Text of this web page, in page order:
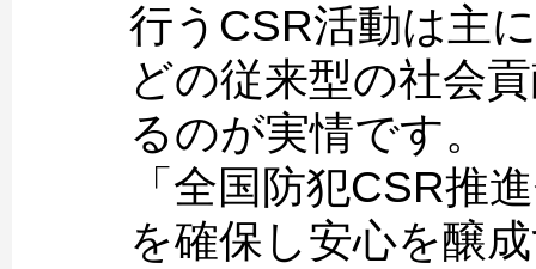
行うCSR活動は主
どの従来型の社会
るのが実情です。
「全国防犯CSR推
を確保し安心を醸